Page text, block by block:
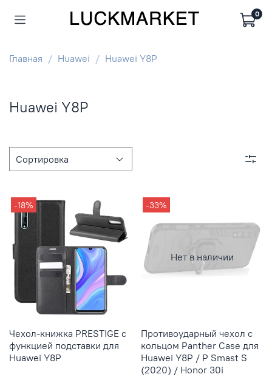
0
Главная Huawei Huawei Y8P
Huawei Y8P
-18%
Чехол-книжка PRESTIGE с
функцией подставки для
Huawei Y8P
Нет в наличии
-33%
Противоударный чехол с
кольцом Panther Case для
Huawei Y8P / P Smast S
(2020) / Honor 30i